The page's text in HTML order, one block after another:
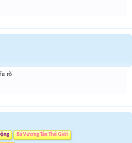
rõ
Bá Vương Tân Thế Giới